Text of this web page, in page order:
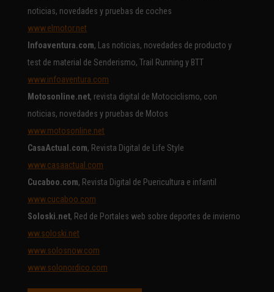
noticias, novedades y pruebas de coches
www.elmotor.net
Infoaventura.com, Las noticias, novedades de producto y
test de material de Senderismo, Trail Running y BTT
www.infoaventura.com
Motosonline.net, revista digital de Motociclismo, con
noticias, novedades y pruebas de Motos
www.motosonline.net
CasaActual.com, Revista Digital de Life Style
www.casaactual.com
Cucaboo.com, Revista Digital de Puericultura e infantil
www.cucaboo.com
Soloski.net, Red de Portales web sobre deportes de invierno
ww.soloski.net
www.solosnow.com
www.solonordico.com